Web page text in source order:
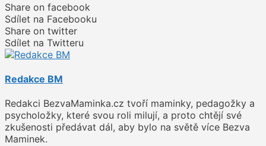
Share on facebook
Sdílet na Facebooku
Share on twitter
Sdílet na Twitteru
Redakce BM
Redakci BezvaMaminka.cz tvoří maminky, pedagožky a
psycholožky, které svou roli milují, a proto chtějí své
zkušenosti předávat dál, aby bylo na světě více Bezva
Maminek.